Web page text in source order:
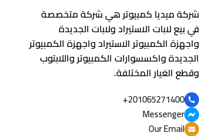
شركة ميديا كمبيوتر هي شركة متخصصة
في بيع لابات الاستيراد ولابات الجديدة
واجهزة الكمبيوتر الاستيراد واجهزة الكمبيوتر
الجديدة واكسسوارات الكمبيوتر واللابتوب
وقطع الغيار المختلفة.
201065271400+
Messenger
Our Email